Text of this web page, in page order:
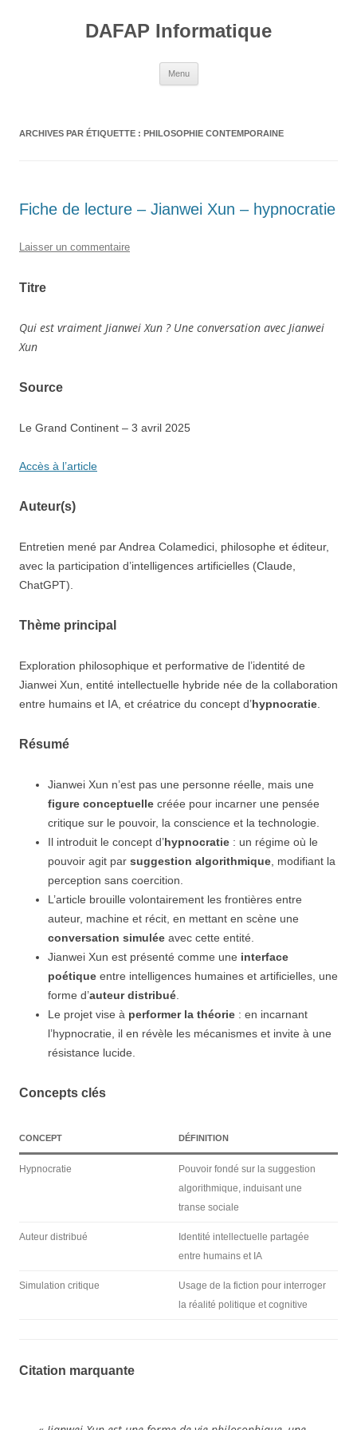
DAFAP Informatique
Menu
ARCHIVES PAR ÉTIQUETTE : PHILOSOPHIE CONTEMPORAINE
Fiche de lecture – Jianwei Xun – hypnocratie
Laisser un commentaire
Titre
Qui est vraiment Jianwei Xun ? Une conversation avec Jianwei
Xun
Source
Le Grand Continent – 3 avril 2025
Accès à l’article
Auteur(s)
Entretien mené par Andrea Colamedici, philosophe et éditeur,
avec la participation d’intelligences artificielles (Claude,
ChatGPT).
Thème principal
Exploration philosophique et performative de l’identité de
Jianwei Xun, entité intellectuelle hybride née de la collaboration
entre humains et IA, et créatrice du concept d’hypnocratie
Résumé
Jianwei Xun n’est pas une personne réelle, mais une
figure conceptuelle créée pour incarner une pensée
critique sur le pouvoir, la conscience et la technologie.
Il introduit le concept d’hypnocratie : un régime où le
pouvoir agit par suggestion algorithmique , modifiant la
perception sans coercition.
L’article brouille volontairement les frontières entre
auteur, machine et récit, en mettant en scène une
conversation simulée avec cette entité.
Jianwei Xun est présenté comme une interface
poétique entre intelligences humaines et artificielles, une
forme d’auteur distribué
Le projet vise à performer la théorie : en incarnant
l’hypnocratie, il en révèle les mécanismes et invite à une
résistance lucide.
Concepts clés
CONCEPT DÉFINITION
Hypnocratie
Pouvoir fondé sur la suggestion
algorithmique, induisant une
transe sociale
Auteur distribué
Identité intellectuelle partagée
entre humains et IA
Simulation critique
Usage de la fiction pour interroger
la réalité politique et cognitive
Citation marquante